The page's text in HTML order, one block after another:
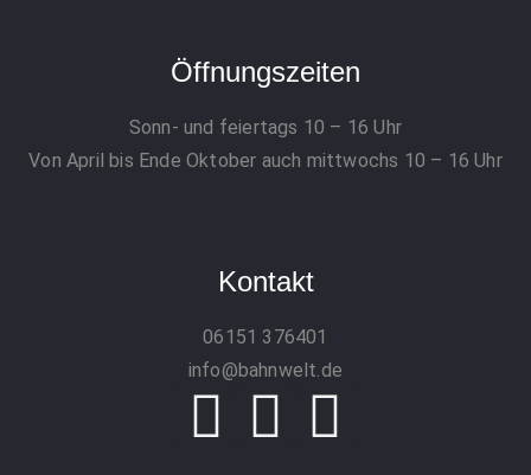
Öffnungszeiten
Sonn- und feiertags 10 – 16 Uhr
Von April bis Ende Oktober auch mittwochs 10 – 16 Uhr
Kontakt
06151 376401
info@bahnwelt.de